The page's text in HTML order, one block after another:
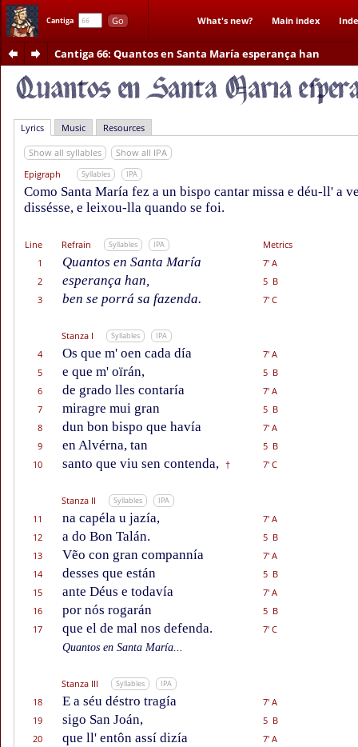
Cantiga Go What's new? Main index
Cantiga 66: Quantos en Santa María esperança han
Lyrics Music Resources
Show all syllables
Show all IPA
Epigraph
Syllables IPA
Como Santa María fez a un bispo cantar missa e déu-ll' a
dissésse, e leixou-lla quando se foi.
Line Refrain Syllables IPA
Metrics
1
Quantos en Santa María
7' A
2
esperança han,
5 B
3
ben se porrá sa fazenda. 7' C
Stanza I Syllables IPA
4 Os que m' oen cada día
7' A
5
e que m' oïrán,
5 B
6
de grado lles contaría
7' A
7
miragre mui gran
5 B
8
dun bon bispo que havía
7' A
9
en Alvérna, tan
5 B
10
santo que viu sen contenda, † 7' C
Stanza II Syllables IPA
11 na capéla u jazía,
7' A
12
a do Bon Talán.
5 B
13
Vẽo con gran compannía
7' A
14
desses que están
5 B
15
ante Déus e todavía
7' A
16
por nós rogarán
5 B
17
que el de mal nos defenda.
7' C
Quantos en Santa María...
Stanza III Syllables IPA
18 E a séu déstro tragía
7' A
19
sigo San Joán,
5 B
20
que ll' entôn assí dizía
7' A